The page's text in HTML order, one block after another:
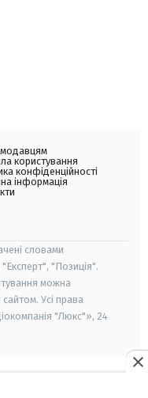
користування
конфіденційності
інформація
словами
"Позиція".
можна
Усі права
"Люкс"», 24